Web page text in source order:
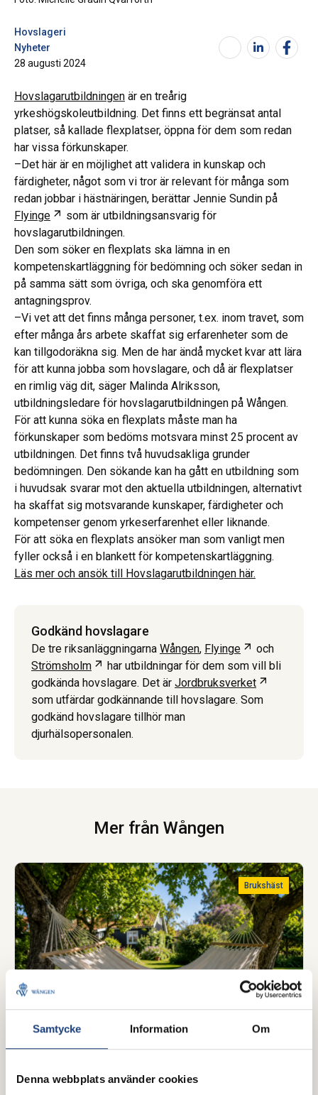
Samtycke Information Om
Denna webbplats använder cookies
Hovslageri
Nyheter
28 augusti 2024
Hovslagarutbildningen är en treårig
yrkeshögskoleutbildning. Det finns ett begränsat antal
platser, så kallade flexplatser, öppna för dem som redan
har vissa förkunskaper.
–Det här är en möjlighet att validera in kunskap och
färdigheter, något som vi tror är relevant för många som
redan jobbar i hästnäringen, berättar Jennie Sundin på
Flyinge
Öppnas i ny flik
som är utbildningsansvarig för
hovslagarutbildningen.
Den som söker en flexplats ska lämna in en
kompetenskartläggning för bedömning och söker sedan in
på samma sätt som övriga, och ska genomföra ett
antagningsprov.
–Vi vet att det finns många personer, t.ex. inom travet, som
efter många års arbete skaffat sig erfarenheter som de
kan tillgodoräkna sig. Men de har ändå mycket kvar att lära
för att kunna jobba som hovslagare, och då är flexplatser
en rimlig väg dit, säger Malinda Alriksson,
utbildningsledare för hovslagarutbildningen på Wången.
För att kunna söka en flexplats måste man ha
förkunskaper som bedöms motsvara minst 25 procent av
utbildningen. Det finns två huvudsakliga grunder
bedömningen. Den sökande kan ha gått en utbildning som
i huvudsak svarar mot den aktuella utbildningen, alternativt
ha skaffat sig motsvarande kunskaper, färdigheter och
kompetenser genom yrkeserfarenhet eller liknande.
För att söka en flexplats ansöker man som vanligt men
fyller också i en blankett för kompetenskartläggning.
Läs mer och ansök till Hovslagarutbildningen här.
Godkänd hovslagare
De tre riksanläggningarna Wången, Flyinge Öppnas i ny
och
Strömsholm
Öppnas i ny flik
har utbildningar för dem som vill bli
godkända hovslagare. Det är Jordbruksverket
som utfärdar godkännande till hovslagare. Som
godkänd hovslagare tillhör man
djurhälsopersonalen.
Mer från Wången
Brukshäst
25 juli 2026